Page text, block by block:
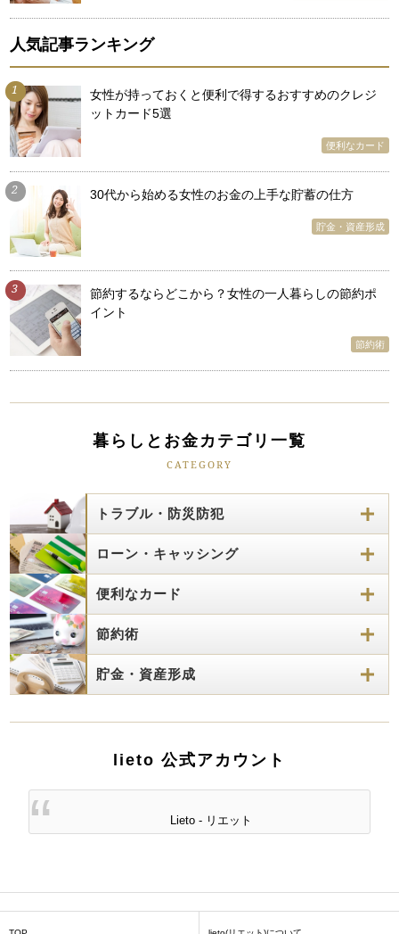
人気記事ランキング
1
女性が持っておくと便利で得するおすすめのクレジ
ットカード5選
便利なカード
2 30代から始める女性のお金の上手な貯蓄の仕方
貯金・資産形成
3
節約するならどこから？女性の一人暮らしの節約ポ
イント
節約術
暮らしとお金カテゴリ一覧
CATEGORY
トラブル・防災防犯
ローン・キャッシング
便利なカード
節約術
貯金・資産形成
lieto 公式アカウント
Lieto - リエット